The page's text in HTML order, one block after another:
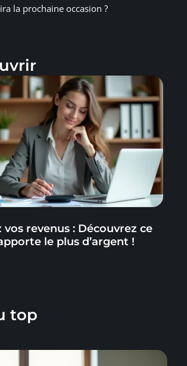
la prochaine occasion ?
vos revenus : Découvrez ce
le plus d’argent !
top